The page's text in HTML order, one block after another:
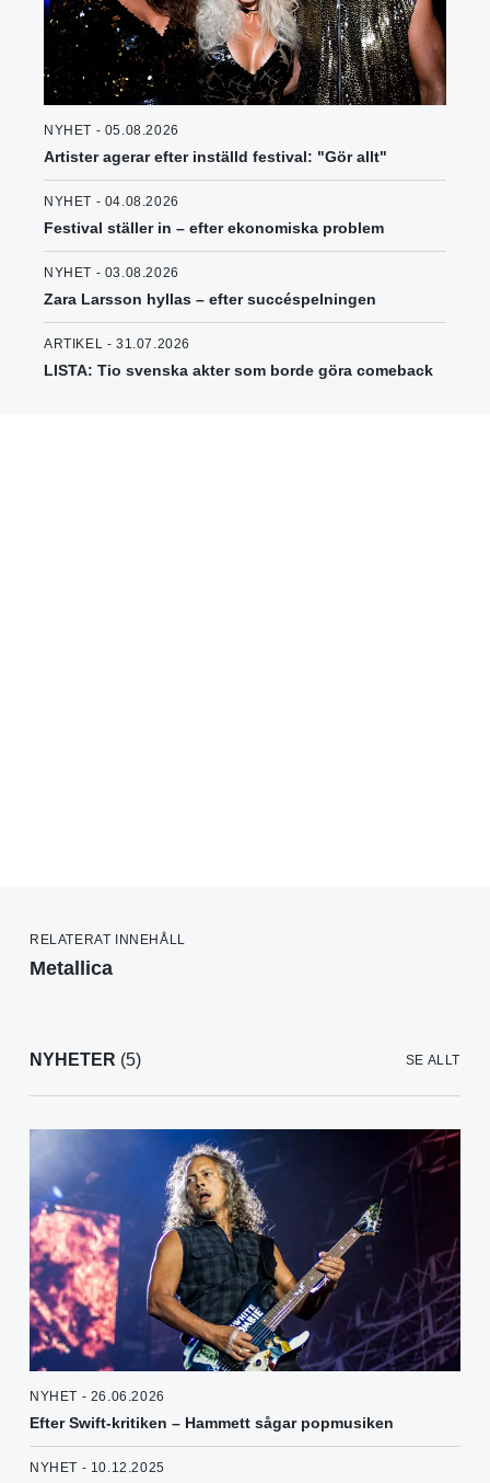
NYHET - 05.08.2026
Artister agerar efter inställd festival: "Gör allt"
NYHET - 04.08.2026
Festival ställer in – efter ekonomiska problem
NYHET - 03.08.2026
Zara Larsson hyllas – efter succéspelningen
ARTIKEL - 31.07.2026
LISTA: Tio svenska akter som borde göra comeback
RELATERAT INNEHÅLL
Metallica
NYHETER (5) SE ALLT
NYHET - 26.06.2026
Efter Swift-kritiken – Hammett sågar popmusiken
NYHET - 10.12.2025